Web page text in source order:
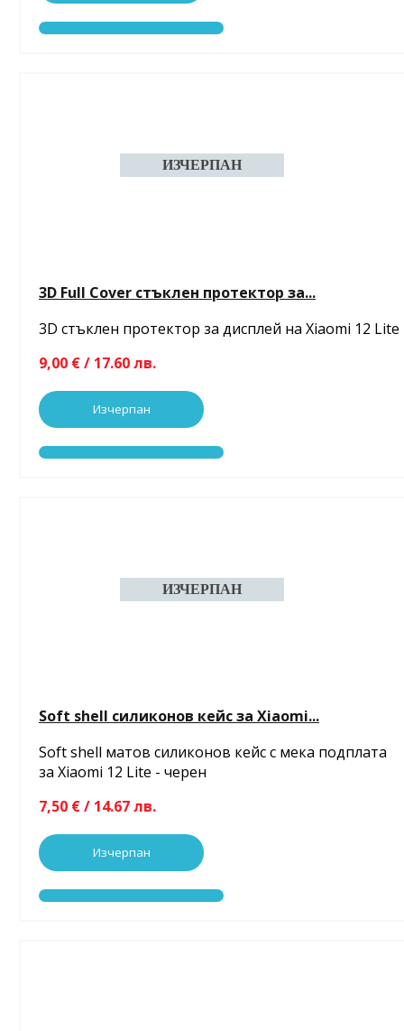
3D Full Cover стъклен протектор за...
3D стъклен протектор за дисплей на Xiaomi 12 Lite
9,00 € / 17.60 лв.
Изчерпан
Soft shell силиконов кейс за Xiaomi...
Soft shell матов силиконов кейс с мека подплата
за Xiaomi 12 Lite - черен
7,50 € / 14.67 лв.
Изчерпан